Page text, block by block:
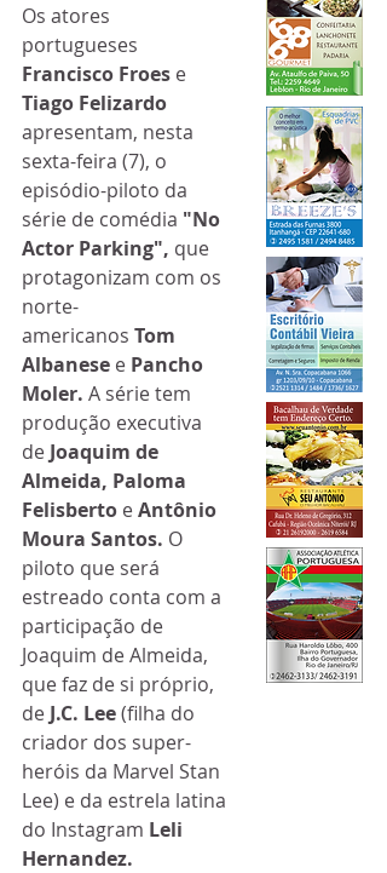
Os atores
portugueses
Francisco Froes e
Tiago Felizardo
apresentam, nesta
sexta-feira (7), o
episódio-piloto da
série de comédia "No
Actor Parking", que
protagonizam com os
norte-
americanos Tom
Albanese e Pancho
Moler. A série tem
produção executiva
de Joaquim de
Almeida, Paloma
Felisberto e Antônio
Moura Santos. O
piloto que será
estreado conta com a
participação de
Joaquim de Almeida,
que faz de si próprio,
de J.C. Lee (filha do
criador dos super-
heróis da Marvel Stan
Lee) e da estrela latina
do Instagram Leli
Hernandez.